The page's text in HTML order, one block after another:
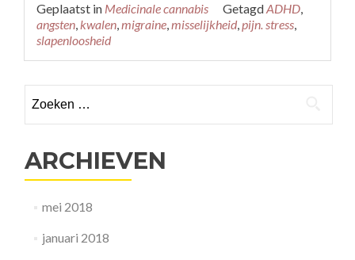
about
Zo
je
alledaagse
Geplaatst in Medicinale cannabis GetagdADHD,
angsten,kwalen,migraine,misselijkheid,pijn. stress,
slapenloosheid
naar:
ARCHIEVEN
mei 2018
januari 2018